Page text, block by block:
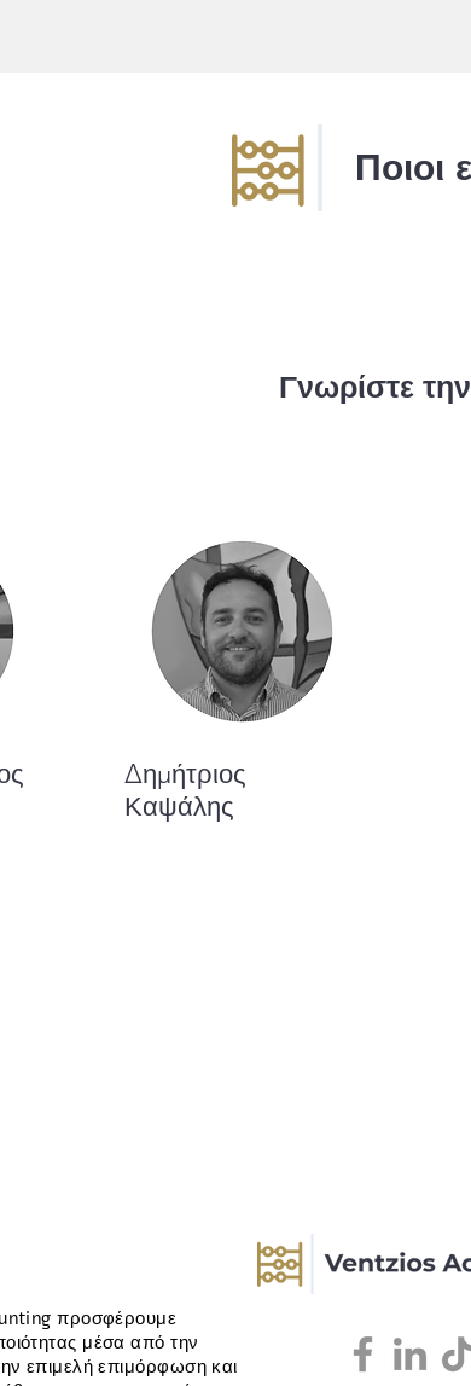
Ποιοι
Γνωρίστε
Δημήτριος
Καψάλης
προσφέρουμε
μέσα από την
επιμελή επιμόρφωση και